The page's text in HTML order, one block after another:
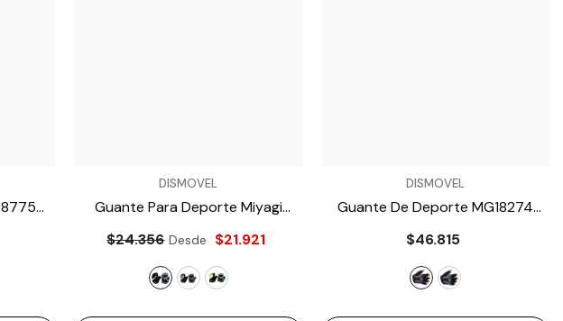
DISMOVEL
Guante Para Deporte Miyagi
- Negro
$24.356 Desde $21.921
DISMOVEL
Guante De Deporte MG18274
- Fucsia
$46.815